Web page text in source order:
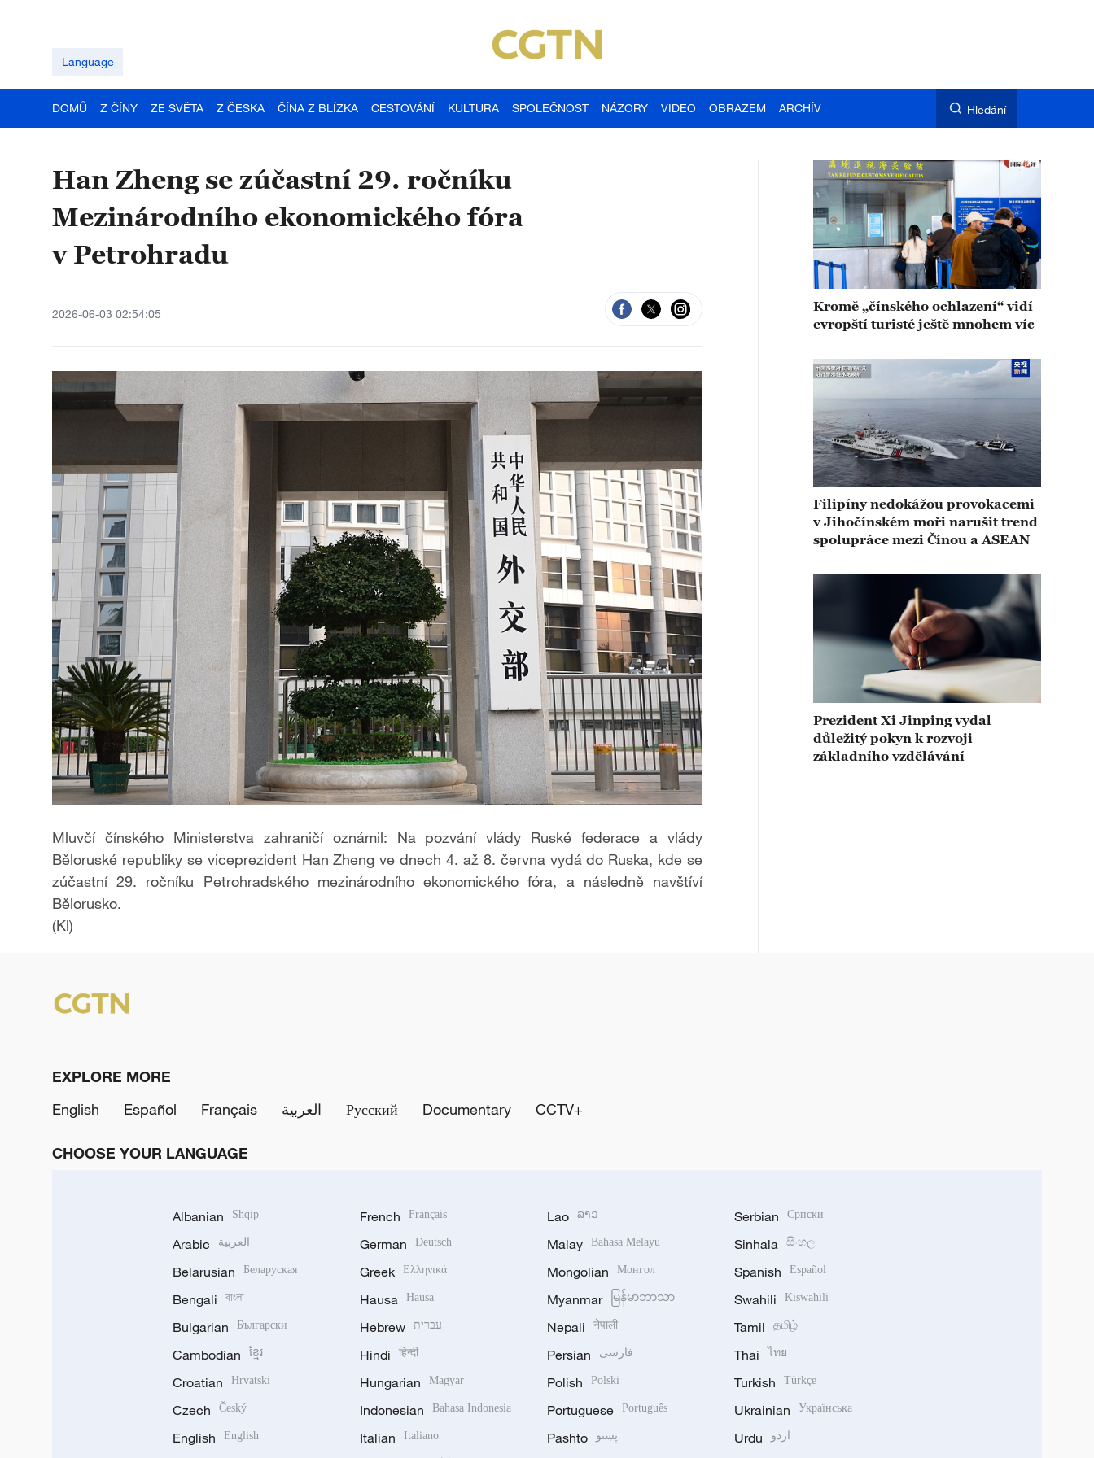
Language
DOMŮ Z ČÍNY ZE SVĚTA Z ČESKA ČÍNA Z BLÍZKA CESTOVÁNÍ KULTURA SPOLEČNOST NÁZORY VIDEO OBRAZEM ARCHÍV Hledání
Han Zheng se zúčastní 29. ročníku
Mezinárodního ekonomického fóra
v Petrohradu
2026-06-03 02:54:05
Mluvčí čínského Ministerstva zahraničí oznámil: Na pozvání vlády Ruské federace a vlády
Běloruské republiky se viceprezident Han Zheng ve dnech 4. až 8. června vydá do Ruska, kde se
zúčastní 29. ročníku Petrohradského mezinárodního ekonomického fóra, a následně navštíví
Bělorusko.
(Kl)
Kromě „čínského ochlazení“ vidí
evropští turisté ještě mnohem víc
Filipíny nedokážou provokacemi
v Jihočínském moři narušit trend
spolupráce mezi Čínou a ASEAN
Prezident Xi Jinping vydal
důležitý pokyn k rozvoji
základního vzdělávání
EXPLORE MORE
English
Español Français العربية Русский Documentary CCTV+
CHOOSE YOUR LANGUAGE
Albanian Shqip
Arabic العربية
Belarusian Беларуская
Bengali বাংলা
Bulgarian Български
Cambodian ខ្មែរ
Croatian Hrvatski
Czech Český
English English
French Français
German Deutsch
Greek Ελληνικά
Hausa Hausa
Hebrew עברית
Hindi हिन्दी
Hungarian Magyar
Indonesian Bahasa Indonesia
Italian Italiano
Lao ລາວ
Malay Bahasa Melayu
Mongolian Монгол
Myanmar မြန်မာဘာသာ
Nepali नेपाली
Persian فارسی
Polish Polski
Portuguese Português
Pashto پښتو
Serbian Српски
Sinhala සිංහල
Spanish Español
Swahili Kiswahili
Tamil தமிழ்
Thai ไทย
Turkish Türkçe
Ukrainian Українська
Urdu اردو